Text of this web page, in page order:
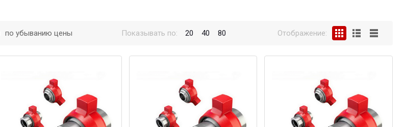
по убыванию цены Показывать по: 20 40 80 Отображение: